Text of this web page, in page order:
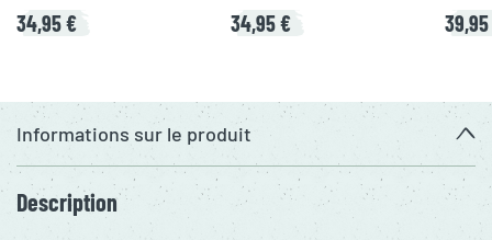
34,95 € 34,95 €
Informations sur le produit
Description